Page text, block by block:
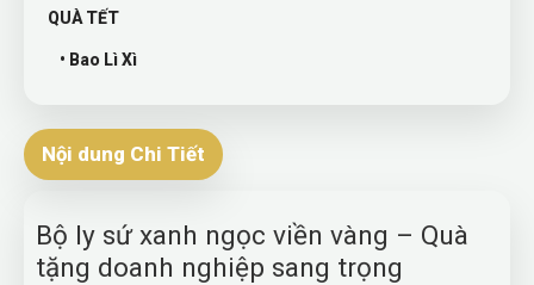
QUÀ TẾT
• Bao Lì Xì
Nội dung Chi Tiết
Bộ ly sứ xanh ngọc viền vàng – Quà
tặng doanh nghiệp sang trọng